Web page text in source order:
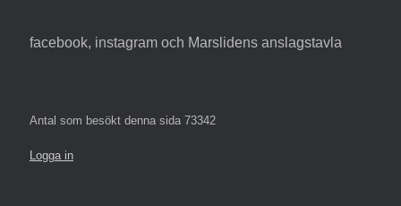
facebook, instagram och Marslidens anslagstavla
Antal som besökt denna sida 73342
Logga in